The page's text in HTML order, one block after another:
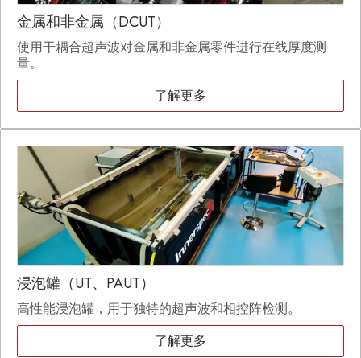
金属和非金属（DCUT）
使用干耦合超声波对金属和非金属零件进行在线厚度测
量。
了解更多
浸泡罐（UT、PAUT）
高性能浸泡罐，用于独特的超声波和相控阵检测。
了解更多